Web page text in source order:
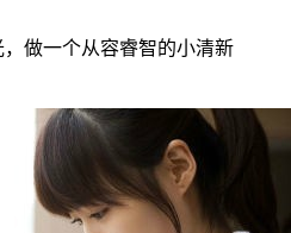
做一个从容睿智的小清新